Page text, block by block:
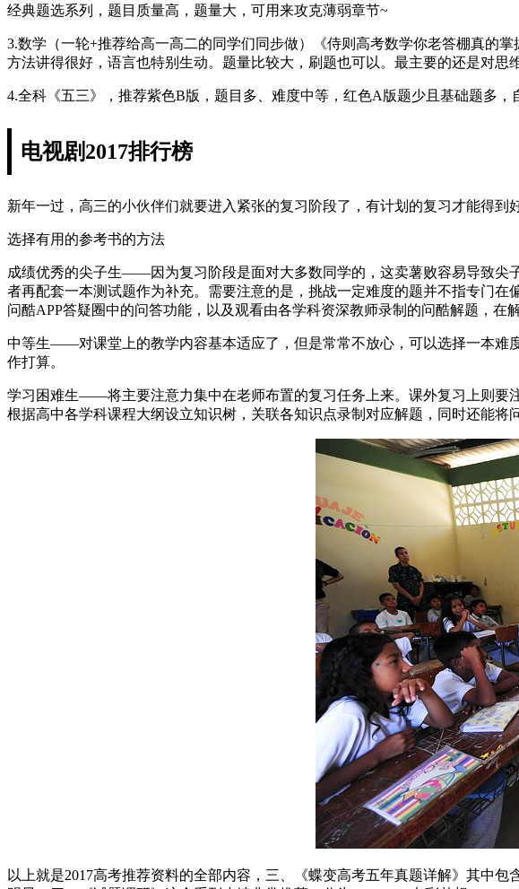
经典题选系列，题目质量高，题量大，可用来攻克薄弱章节~
3.数学（一轮+推荐给高一高二的同学们同步做）《侍则高考数学你老答棚真的
方法讲得很好，语言也特别生动。题量比较大，刷题也可以。最主要的还是对思
4.全科《五三》，推荐紫色B版，题目多、难度中等，红色A版题少且基础题多，
电视剧2017排行榜
新年一过，高三的小伙伴们就要进入紧张的复习阶段了，有计划的复习才能得到
选择有用的参考书的方法
成绩优秀的尖子生——因为复习阶段是面对大多数同学的，这卖薯败容易导致尖
者再配套一本测试题作为补充。需要注意的是，挑战一定难度的题并不指专门
问酷APP答疑圈中的问答功能，以及观看由各学科资深教师录制的问酷解题，
中等生——对课堂上的教学内容基本适应了，但是常常不放心，可以选择一本难
作打算。
学习困难生——将主要注意力集中在老师布置的复习任务上来。课外复习上则要
根据高中各学科课程大纲设立知识树，关联各知识点录制对应解题，同时还能将
以上就是2017高考推荐资料的全部内容，三、《蝶变高考五年真题详解》其中